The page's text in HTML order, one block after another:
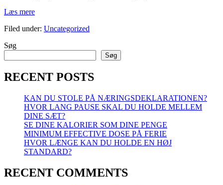
Læs mereVolumen
intensitet
Filed under: Uncategorized
Søg
Søg
RECENT POSTS
KAN DU STOLE PÅ NÆRINGSDEKLARATIONEN?
HVOR LANG PAUSE SKAL DU HOLDE MELLEM
DINE SÆT?
SE DINE KALORIER SOM DINE PENGE
MINIMUM EFFECTIVE DOSE PÅ FERIE
HVOR LÆNGE KAN DU HOLDE EN HØJ
STANDARD?
RECENT COMMENTS